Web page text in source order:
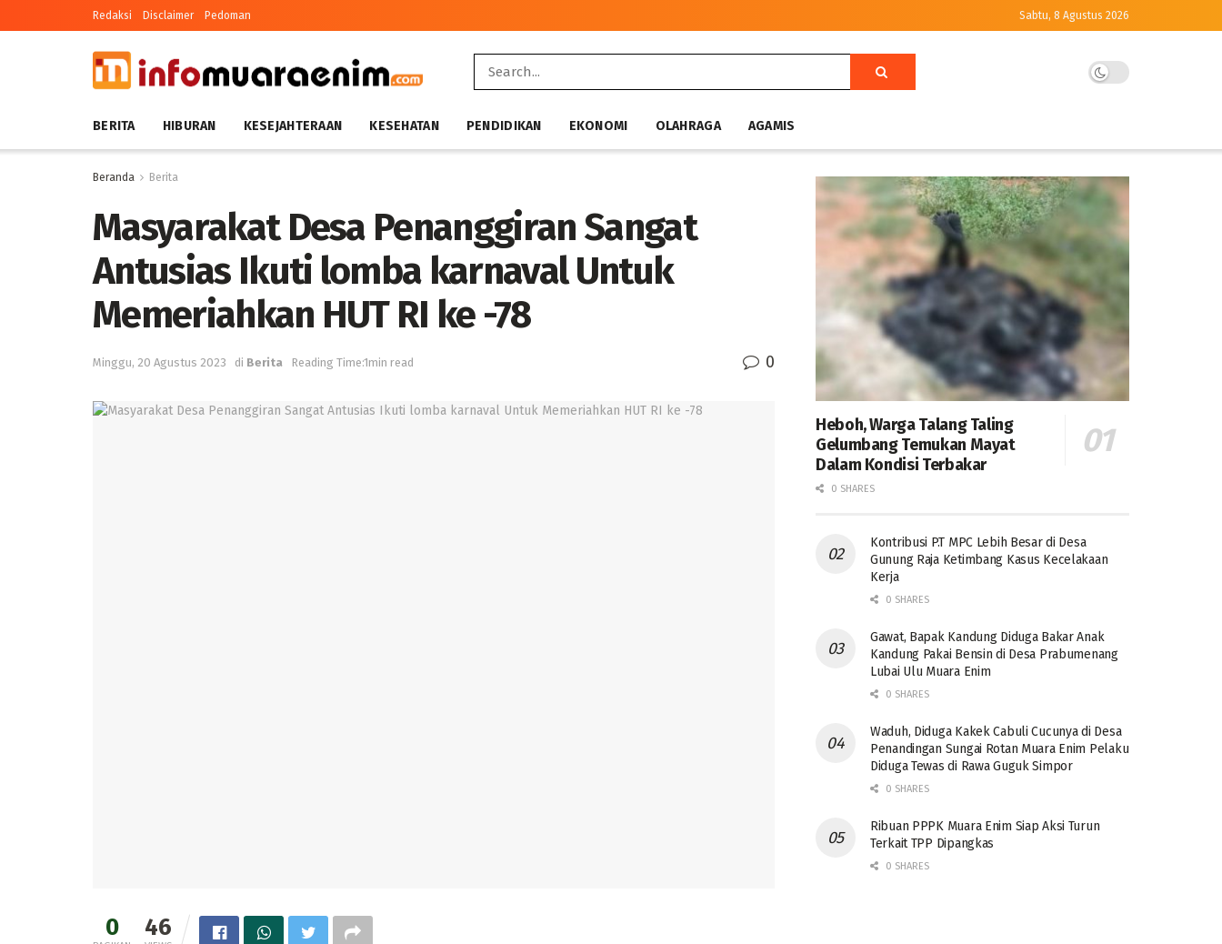
Redaksi Disclaimer Pedoman Sabtu, 8 Agustus 2026
BERITA HIBURAN KESEJAHTERAAN KESEHATAN PENDIDIKAN EKONOMI OLAHRAGA AGAMIS
Beranda Berita
Masyarakat Desa Penanggiran Sangat
Antusias Ikuti lomba karnaval Untuk
Memeriahkan HUT RI ke -78
Minggu, 20 Agustus 2023 di Berita Reading Time:1min read 0
0 46
Heboh, Warga Talang Taling
Gelumbang Temukan Mayat
Dalam Kondisi Terbakar
0 SHARES
Kontribusi P.T MPC Lebih Besar di Desa
Gunung Raja Ketimbang Kasus Kecelakaan
Kerja
0 SHARES
Gawat, Bapak Kandung Diduga Bakar Anak
Kandung Pakai Bensin di Desa Prabumenang
Lubai Ulu Muara Enim
0 SHARES
Waduh, Diduga Kakek Cabuli Cucunya di Desa
Penandingan Sungai Rotan Muara Enim Pelaku
Diduga Tewas di Rawa Guguk Simpor
0 SHARES
Ribuan PPPK Muara Enim Siap Aksi Turun
Terkait TPP Dipangkas
0 SHARES